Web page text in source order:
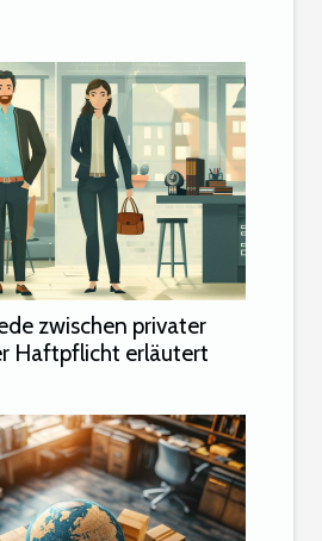
zwischen privater
Haftpflicht erläutert